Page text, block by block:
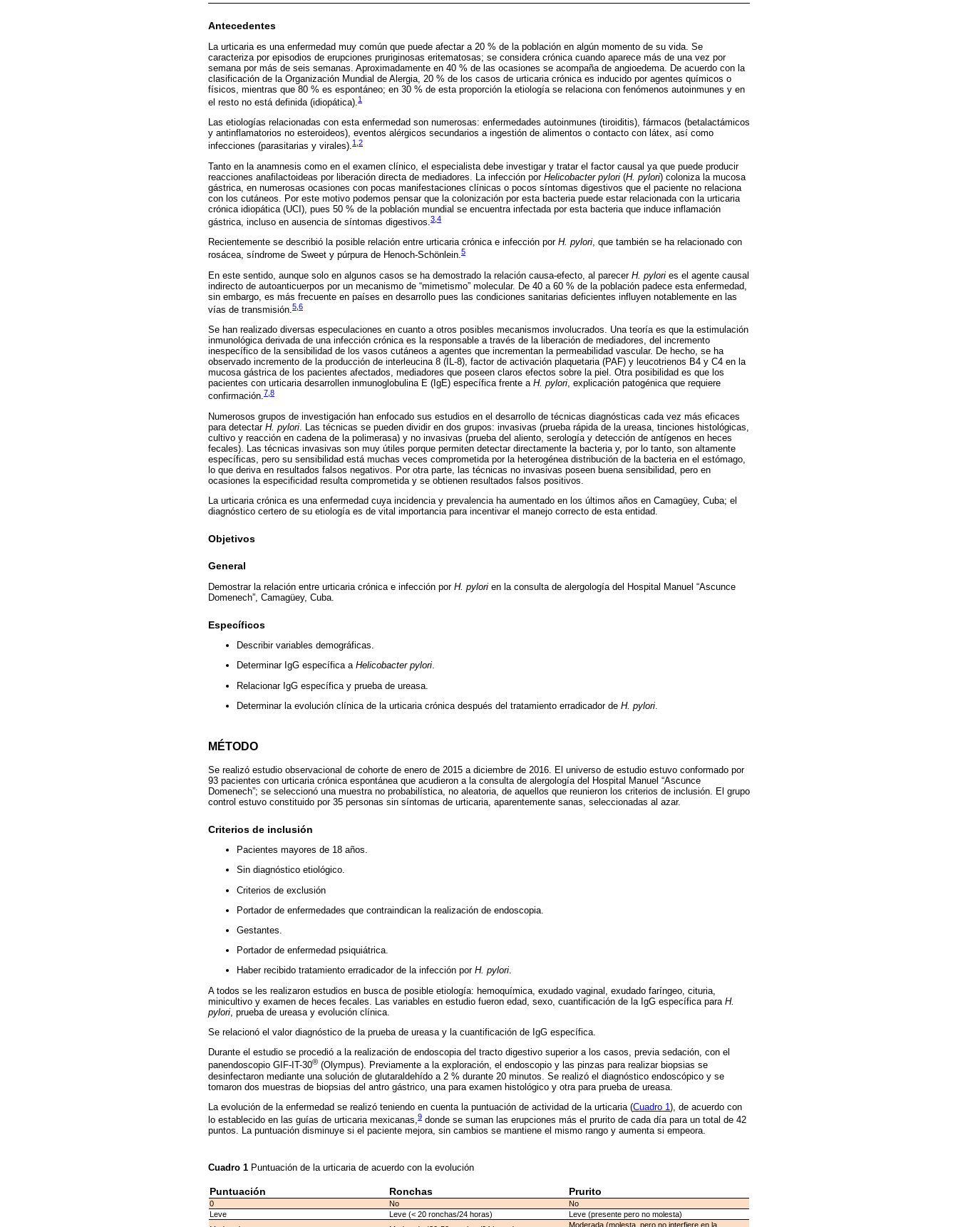
Antecedentes
La urticaria es una enfermedad muy común que puede afectar a 20 % de la población en algún momento de su vida. Se
caracteriza por episodios de erupciones pruriginosas eritematosas; se considera crónica cuando aparece más de una vez por
semana por más de seis semanas. Aproximadamente en 40 % de las ocasiones se acompaña de angioedema. De acuerdo con la
clasificación de la Organización Mundial de Alergia, 20 % de los casos de urticaria crónica es inducido por agentes químicos o
físicos, mientras que 80 % es espontáneo; en 30 % de esta proporción la etiología se relaciona con fenómenos autoinmunes y en
el resto no está definida (idiopática). 1
Las etiologías relacionadas con esta enfermedad son numerosas: enfermedades autoinmunes (tiroiditis), fármacos (betalactámicos
y antinflamatorios no esteroideos), eventos alérgicos secundarios a ingestión de alimentos o contacto con látex, así como
infecciones (parasitarias y virales).1 2
Tanto en la anamnesis como en el examen clínico, el especialista debe investigar y tratar el factor causal ya que puede producir
reacciones anafilactoideas por liberación directa de mediadores. La infección por Helicobacter pylori (H. pylori) coloniza la mucosa
gástrica, en numerosas ocasiones con pocas manifestaciones clínicas o pocos síntomas digestivos que el paciente no relaciona
con los cutáneos. Por este motivo podemos pensar que la colonización por esta bacteria puede estar relacionada con la urticaria
crónica idiopática (UCI), pues 50 % de la población mundial se encuentra infectada por esta bacteria que induce inflamación
gástrica, incluso en ausencia de síntomas digestivos.3 4
Recientemente se describió la posible relación entre urticaria crónica e infección por H. pylori, que también se ha relacionado con
rosácea, síndrome de Sweet y púrpura de Henoch-Schönlein.5
En este sentido, aunque solo en algunos casos se ha demostrado la relación causa-efecto, al parecer H. pylori es el agente causal
indirecto de autoanticuerpos por un mecanismo de “mimetismo” molecular. De 40 a 60 % de la población padece esta enfermedad,
sin embargo, es más frecuente en países en desarrollo pues las condiciones sanitarias deficientes influyen notablemente en las
vías de transmisión.5 6
Se han realizado diversas especulaciones en cuanto a otros posibles mecanismos involucrados. Una teoría es que la estimulación
inmunológica derivada de una infección crónica es la responsable a través de la liberación de mediadores, del incremento
inespecífico de la sensibilidad de los vasos cutáneos a agentes que incrementan la permeabilidad vascular. De hecho, se ha
observado incremento de la producción de interleucina 8 (IL-8), factor de activación plaquetaria (PAF) y leucotrienos B4 y C4 en la
mucosa gástrica de los pacientes afectados, mediadores que poseen claros efectos sobre la piel. Otra posibilidad es que los
pacientes con urticaria desarrollen inmunoglobulina E (IgE) específica frente a H. pylori, explicación patogénica que requiere
confirmación.7,8
Numerosos grupos de investigación han enfocado sus estudios en el desarrollo de técnicas diagnósticas cada vez más eficaces
para detectar H. pylori. Las técnicas se pueden dividir en dos grupos: invasivas (prueba rápida de la ureasa, tinciones histológicas,
cultivo y reacción en cadena de la polimerasa) y no invasivas (prueba del aliento, serología y detección de antígenos en heces
fecales). Las técnicas invasivas son muy útiles porque permiten detectar directamente la bacteria y, por lo tanto, son altamente
específicas, pero su sensibilidad está muchas veces comprometida por la heterogénea distribución de la bacteria en el estómago,
lo que deriva en resultados falsos negativos. Por otra parte, las técnicas no invasivas poseen buena sensibilidad, pero en
ocasiones la especificidad resulta comprometida y se obtienen resultados falsos positivos.
La urticaria crónica es una enfermedad cuya incidencia y prevalencia ha aumentado en los últimos años en Camagüey, Cuba; el
diagnóstico certero de su etiología es de vital importancia para incentivar el manejo correcto de esta entidad.
Objetivos
General
Demostrar la relación entre urticaria crónica e infección por H. pylori en la consulta de alergología del Hospital Manuel “Ascunce
Domenech”, Camagüey, Cuba.
Específicos
Describir variables demográficas.
Determinar IgG específica a Helicobacter pylori.
Relacionar IgG específica y prueba de ureasa.
Determinar la evolución clínica de la urticaria crónica después del tratamiento erradicador de H. pylori
MÉTODO
Se realizó estudio observacional de cohorte de enero de 2015 a diciembre de 2016. El universo de estudio estuvo conformado por
93 pacientes con urticaria crónica espontánea que acudieron a la consulta de alergología del Hospital Manuel “Ascunce
Domenech”; se seleccionó una muestra no probabilística, no aleatoria, de aquellos que reunieron los criterios de inclusión. El grupo
control estuvo constituido por 35 personas sin síntomas de urticaria, aparentemente sanas, seleccionadas al azar.
Criterios de inclusión
Pacientes mayores de 18 años.
Sin diagnóstico etiológico.
Criterios de exclusión
Portador de enfermedades que contraindican la realización de endoscopia.
Gestantes.
Portador de enfermedad psiquiátrica.
Haber recibido tratamiento erradicador de la infección por H. pylori.
A todos se les realizaron estudios en busca de posible etiología: hemoquímica, exudado vaginal, exudado faríngeo, cituria,
minicultivo y examen de heces fecales. Las variables en estudio fueron edad, sexo, cuantificación de la IgG específica para H.
pylori , prueba de ureasa y evolución clínica.
Se relacionó el valor diagnóstico de la prueba de ureasa y la cuantificación de IgG específica.
Durante el estudio se procedió a la realización de endoscopia del tracto digestivo superior a los casos, previa sedación, con el
panendoscopio GIF-IT-30® (Olympus). Previamente a la exploración, el endoscopio y las pinzas para realizar biopsias se
desinfectaron mediante una solución de glutaraldehído a 2 % durante 20 minutos. Se realizó el diagnóstico endoscópico y se
tomaron dos muestras de biopsias del antro gástrico, una para examen histológico y otra para prueba de ureasa.
La evolución de la enfermedad se realizó teniendo en cuenta la puntuación de actividad de la urticaria (Cuadro 1 ), de acuerdo con
lo establecido en las guías de urticaria mexicanas,9 donde se suman las erupciones más el prurito de cada día para un total de 42
puntos. La puntuación disminuye si el paciente mejora, sin cambios se mantiene el mismo rango y aumenta si empeora.
Cuadro 1 Puntuación de la urticaria de acuerdo con la evolución
Puntuación Ronchas Prurito
0 No
No
Leve
Leve (˂ 20 ronchas/24 horas)
Leve (presente pero no molesta)
Moderada (molesta, pero no interfiere en la